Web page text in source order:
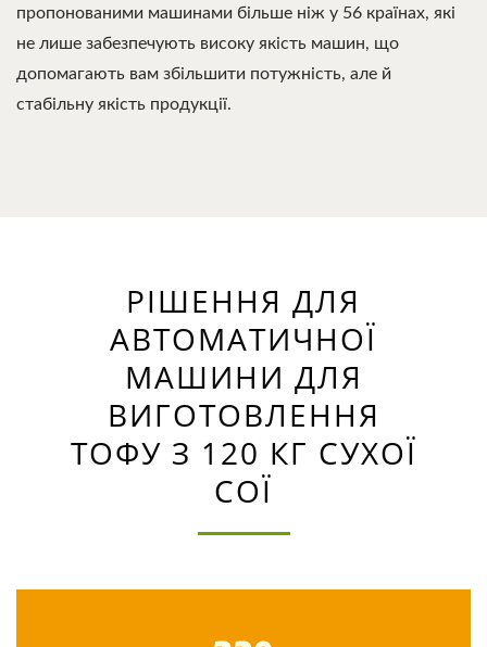
пропонованими машинами більше ніж у 56 країнах, які
не лише забезпечують високу якість машин, що
допомагають вам збільшити потужність, але й
стабільну якість продукції.
РІШЕННЯ ДЛЯ
АВТОМАТИЧНОЇ
МАШИНИ ДЛЯ
ВИГОТОВЛЕННЯ
ТОФУ З 120 КГ СУХОЇ
СОЇ